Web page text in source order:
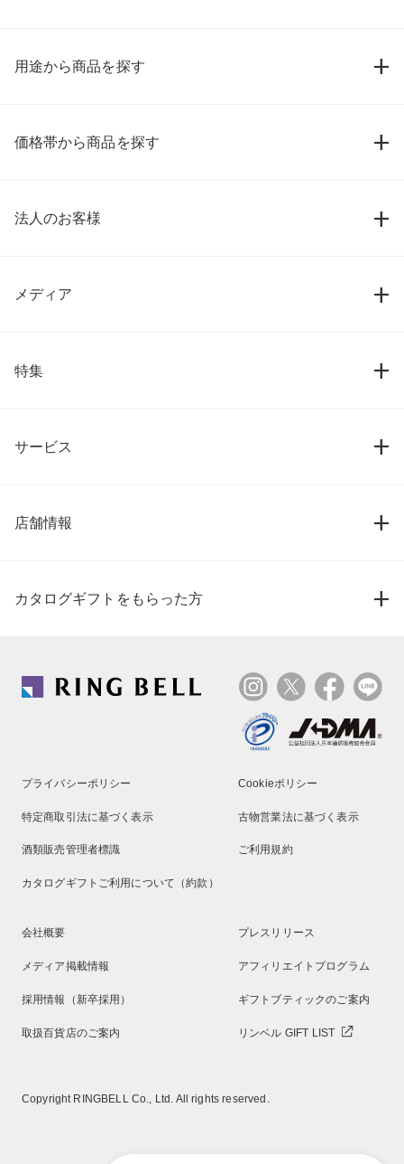
用途から商品を探す
価格帯から商品を探す
法人のお客様
メディア
特集
サービス
店舗情報
カタログギフトをもらった方
プライバシーポリシー Cookieポリシー
特定商取引法に基づく表示 古物営業法に基づく表示
酒類販売管理者標識 ご利用規約
カタログギフトご利用について（約款）
会社概要 プレスリリース
メディア掲載情報 アフィリエイトプログラム
採用情報（新卒採用） ギフトブティックのご案内
取扱百貨店のご案内 リンベル GIFT LIST
Copyright RINGBELL Co., Ltd. All rights reserved.